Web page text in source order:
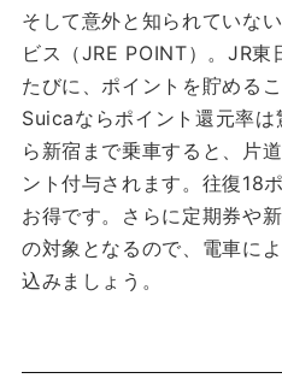
そして意外と知られていな
ビス（JRE POINT）。JR東
たびに、ポイントを貯める
Suicaならポイント還元率
ら新宿まで乗車すると、片
ント付与されます。往復18
お得です。さらに定期券や
の対象となるので、電車に
込みましょう。